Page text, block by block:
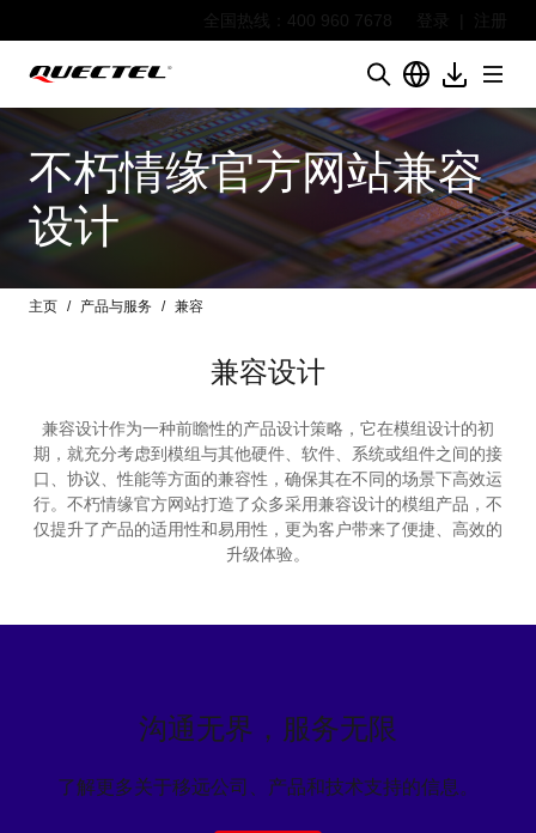
全国热线：400 960 7678 登录
不朽情缘官方网站兼容
设计
主页 产品与服务 兼容
兼容设计
兼容设计作为一种前瞻性的产品设计策略，它在模组设计的初
期，就充分考虑到模组与其他硬件、软件、系统或组件之间的接
口、协议、性能等方面的兼容性，确保其在不同的场景下高效运
行。不朽情缘官方网站打造了众多采用兼容设计的模组产品，不
仅提升了产品的适用性和易用性，更为客户带来了便捷、高效的
升级体验。
沟通无界，服务无限
了解更多关于移远公司、产品和技术支持的信息。